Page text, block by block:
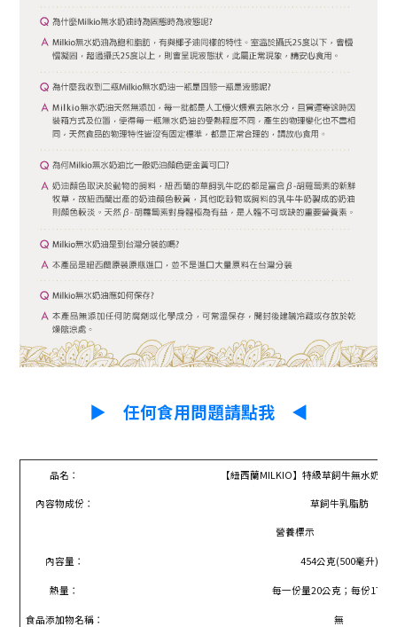
▶ 任何食用問題請點我 ◀
品名： 【紐西蘭MILKIO】特級草飼牛無水奶油
內容物成份： 草飼牛乳脂肪
營養標示
內容量： 454公克(500毫升)
熱量： 每一份量20公克；每份171
食品添加物名稱： 無